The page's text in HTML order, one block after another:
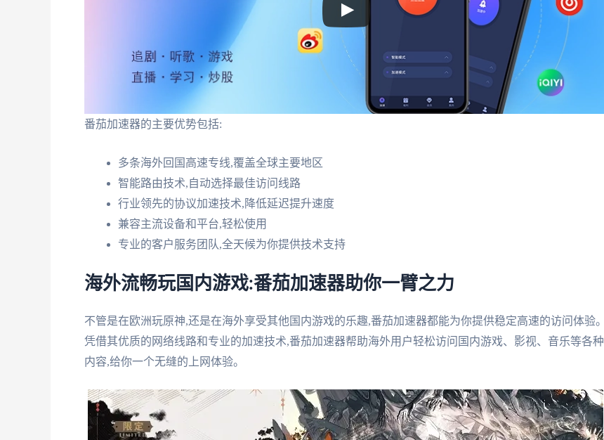
番茄加速器的主要优势包括:
多条海外回国高速专线,覆盖全球主要地区
智能路由技术,自动选择最佳访问线路
行业领先的协议加速技术,降低延迟提升速度
兼容主流设备和平台,轻松使用
专业的客户服务团队,全天候为你提供技术支持
海外流畅玩国内游戏:番茄加速器助你一臂之力
不管是在欧洲玩原神,还是在海外享受其他国内游戏的乐趣,番茄加速器都能为你提供稳定高速的访问体验。
凭借其优质的网络线路和专业的加速技术,番茄加速器帮助海外用户轻松访问国内游戏、影视、音乐等各种
内容,给你一个无缝的上网体验。